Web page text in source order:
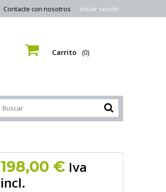
Iniciar sesión
Contacte con nosotros
Carrito (0)
198,00 € Iva
incl.